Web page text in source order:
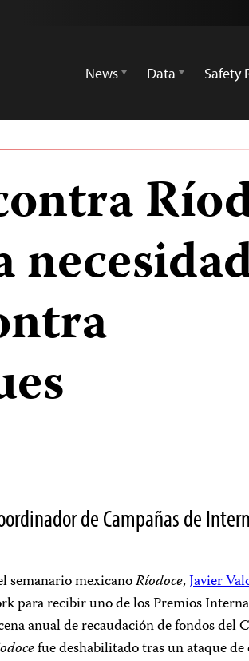
News
Data Safety
de Campañas de
semanario mexicanoRíodoce,Javier
para recibir uno de los Premios
anual de recaudación de fondos del
fue deshabilitado tras un ataque